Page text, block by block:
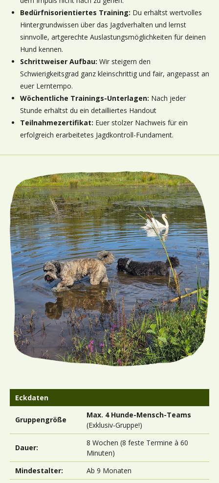
Bedürfnisorientiertes Training: Du erhältst wertvolles
Hintergrundwissen über das Jagdverhalten und lernst
sinnvolle, artgerechte Auslastungsmöglichkeiten für deinen
Hund kennen.
Schrittweiser Aufbau: Wir steigern den
Schwierigkeitsgrad ganz kleinschrittig und fair, angepasst an
euer Lerntempo.
Wöchentliche Trainings-Unterlagen: Nach jeder
Stunde erhältst du ein detailliertes Handout
Teilnahmezertifikat: Euer stolzer Nachweis für ein
erfolgreich erarbeitetes Jagdkontroll-Fundament.
Eckdaten
Gruppengröße
Max. 4 Hunde-Mensch-Teams
(Exklusiv-Gruppe!)
Dauer:
8 Wochen (8 feste Termine à 60
Minuten)
Mindestalter:
Ab 9 Monaten